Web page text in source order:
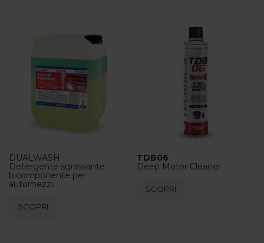
opzioni
possono
essere
scelte
nella
DUALWASH
Detergente sgrassante
bicomponente per
automezzi
SCOPRI
TDB06
Deep Motor Cleaner
SCOPRI